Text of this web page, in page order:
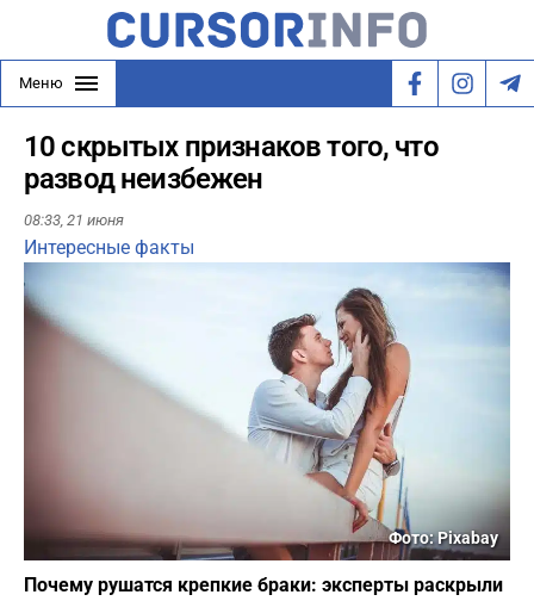
Меню
10 скрытых признаков того, что
развод неизбежен
08:33, 21 июня
Интересные факты
Фото: Pixabay
Почему рушатся крепкие браки: эксперты раскрыли